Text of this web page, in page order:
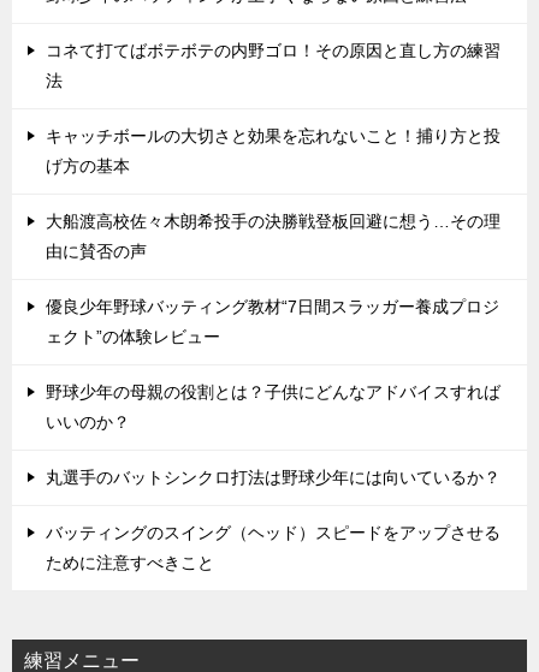
コネて打てばボテボテの内野ゴロ！その原因と直し方の練習
法
キャッチボールの大切さと効果を忘れないこと！捕り方と投
げ方の基本
大船渡高校佐々木朗希投手の決勝戦登板回避に想う…その理
由に賛否の声
優良少年野球バッティング教材“7日間スラッガー養成プロジ
ェクト”の体験レビュー
野球少年の母親の役割とは？子供にどんなアドバイスすれば
いいのか？
丸選手のバットシンクロ打法は野球少年には向いているか？
バッティングのスイング（ヘッド）スピードをアップさせる
ために注意すべきこと
練習メニュー